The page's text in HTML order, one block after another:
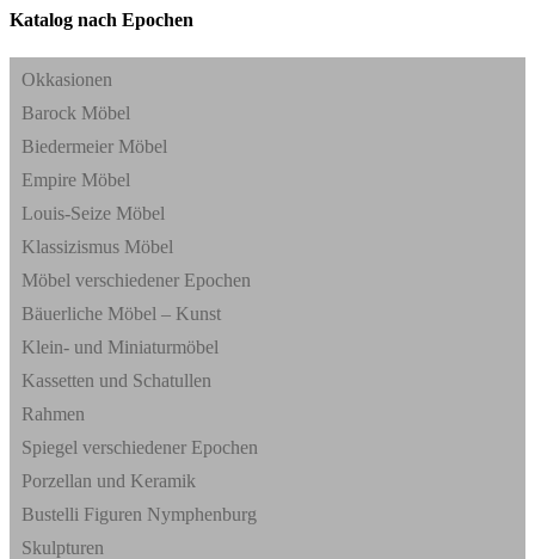
Katalog nach Epochen
Okkasionen
Barock Möbel
Biedermeier Möbel
Empire Möbel
Louis-Seize Möbel
Klassizismus Möbel
Möbel verschiedener Epochen
Bäuerliche Möbel – Kunst
Klein- und Miniaturmöbel
Kassetten und Schatullen
Rahmen
Spiegel verschiedener Epochen
Porzellan und Keramik
Bustelli Figuren Nymphenburg
Skulpturen